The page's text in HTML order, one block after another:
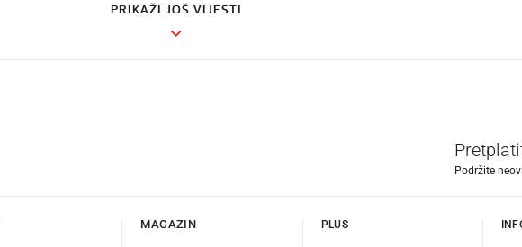
PRIKAŽI JOŠ VIJESTI
Podržite
MAGAZIN PLUS